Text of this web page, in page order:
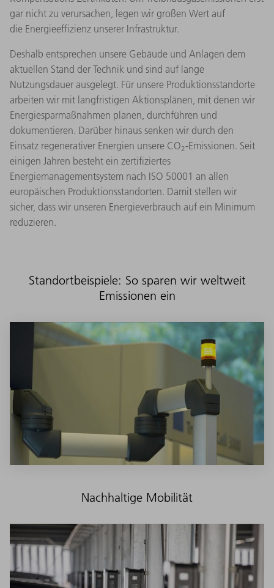
gar nicht zu verursachen, legen wir großen Wert auf
die Energieeffizienz unserer Infrastruktur.
Deshalb entsprechen unsere Gebäude und Anlagen dem
aktuellen Stand der Technik und sind auf lange
Nutzungsdauer ausgelegt. Für unsere Produktionsstandorte
arbeiten wir mit langfristigen Aktionsplänen, mit denen wir
Energiesparmaßnahmen planen, durchführen und
dokumentieren. Darüber hinaus senken wir durch den
Einsatz regenerativer Energien unsere CO2-Emissionen. Seit
einigen Jahren besteht ein zertifiziertes
Energiemanagementsystem nach ISO 50001 an allen
europäischen Produktionsstandorten. Damit stellen wir
sicher, dass wir unseren Energieverbrauch auf ein Minimum
reduzieren.
Standortbeispiele: So sparen wir weltweit
Emissionen ein
An den Maschinen im Laborbetrieb des TRUMPF Laser
Application Centers haben wir den Stromverbrauch um 25
Prozent gesenkt – durch neue Stand-by-Varianten der
Maschinen.
Nachhaltige Mobilität